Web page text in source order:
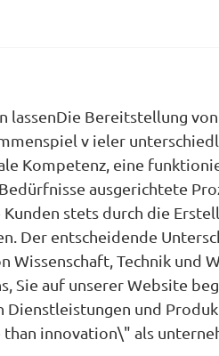
lassenDie Bereitstellung
v ieler
Kompetenz, eine
ausgerichtete
stets durch die
Der entscheidende
Wissenschaft, Technik und
Sie auf unserer Website
Dienstleistungen und
than innovation\" als